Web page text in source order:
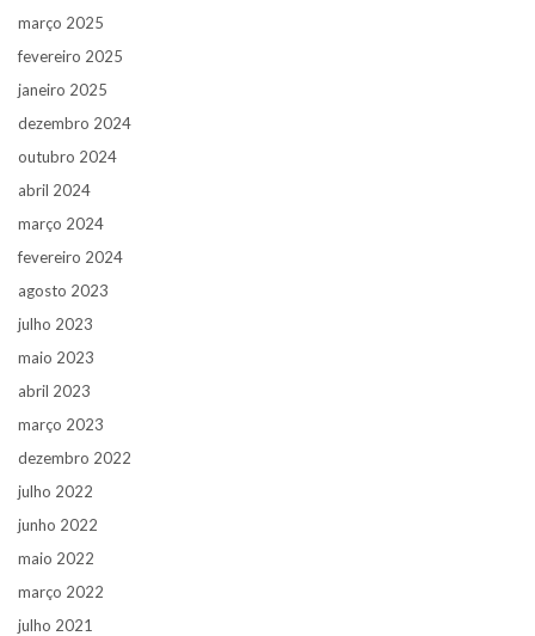
março 2025
fevereiro 2025
janeiro 2025
dezembro 2024
outubro 2024
abril 2024
março 2024
fevereiro 2024
agosto 2023
julho 2023
maio 2023
abril 2023
março 2023
dezembro 2022
julho 2022
junho 2022
maio 2022
março 2022
julho 2021